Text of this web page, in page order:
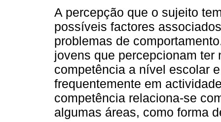
A percepção que o sujeito
possíveis factores
problemas de
jovens que percepcionam
competência a nível escolar
frequentemente em
competência relaciona-se
algumas áreas, como forma